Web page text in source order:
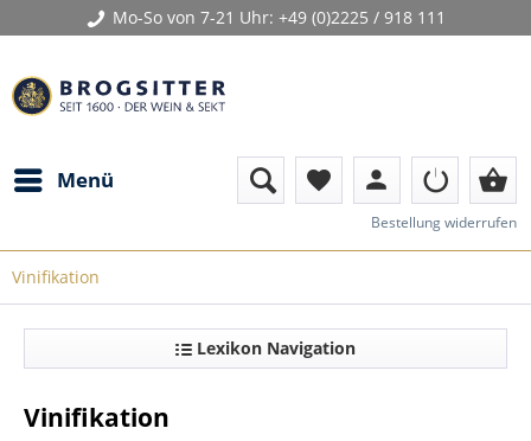
Mo-So von 7-21 Uhr: +49 (0)2225 / 918 111
Menü favorite person shopping_basket
Bestellung widerrufen
Vinifikation
Lexikon Navigation
Vinifikation